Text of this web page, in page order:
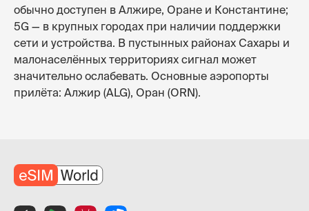
обычно доступен в Алжире, Оране и Константине;
5G — в крупных городах при наличии поддержки
сети и устройства. В пустынных районах Сахары и
малонаселённых территориях сигнал может
значительно ослабевать. Основные аэропорты
прилёта: Алжир (ALG), Оран (ORN).